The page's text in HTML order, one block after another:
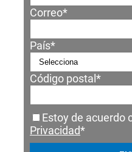
Correo*
País*
Código postal *
Estoy de acuerdo
Privacidad*